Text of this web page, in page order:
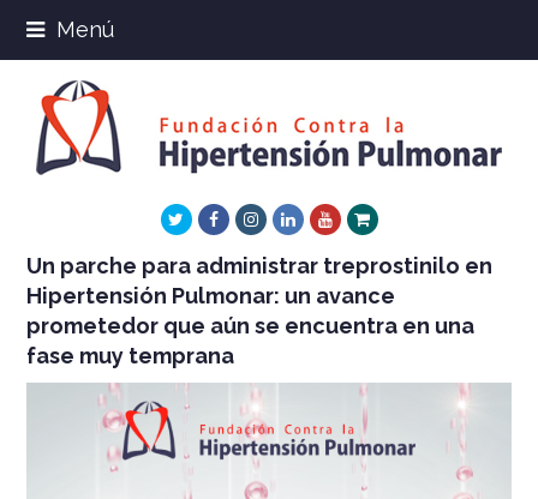
Menú
TwitterFacebookInstagram
LinkedInYoutube
Xing
Un parche para administrar treprostinilo en
Hipertensión Pulmonar: un avance
prometedor que aún se encuentra en una
fase muy temprana